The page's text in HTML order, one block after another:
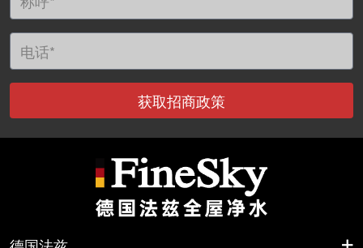
获取招商政策